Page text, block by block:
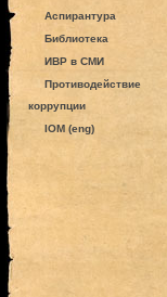
Аспирантура
Библиотека
ИВР в СМИ
Противодействие
коррупции
IOM (eng)